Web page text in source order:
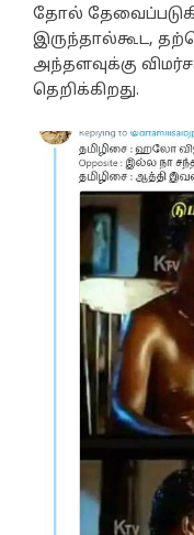
தோல்
இருந்தால்கூட,
அந்தளவுக்கு
தெறிக்கிறது.